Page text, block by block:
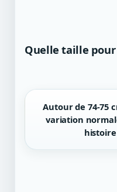
Quelle taille pour
Autour de 74-75
variation